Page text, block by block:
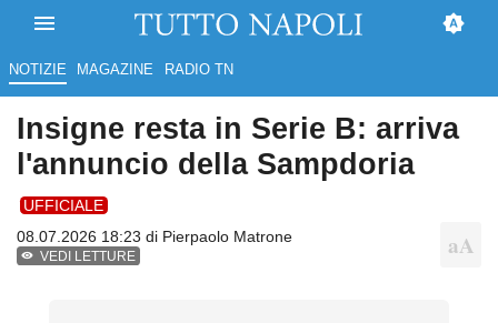
NOTIZIE MAGAZINE RADIO TN
Insigne resta in Serie B: arriva
l'annuncio della Sampdoria
UFFICIALE
08.07.2026 18:23 di Pierpaolo Matrone
VEDI LETTURE